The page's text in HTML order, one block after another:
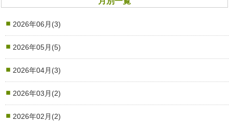
2026年06月(3)
2026年05月(5)
2026年04月(3)
2026年03月(2)
2026年02月(2)